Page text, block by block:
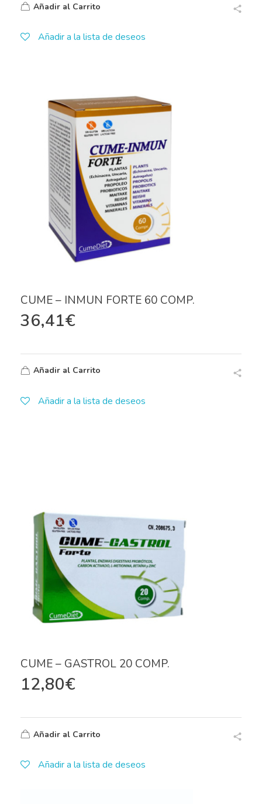
Añadir al Carrito
Añadir a la lista de deseos
CUME – INMUN FORTE 60 COMP.
36,41€
Añadir al Carrito
Añadir a la lista de deseos
CUME – GASTROL 20 COMP.
12,80€
Añadir al Carrito
Añadir a la lista de deseos